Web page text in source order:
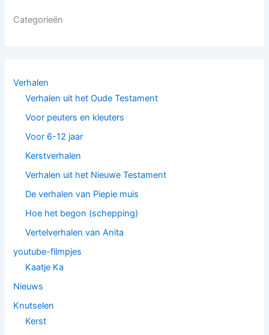
Categorieën
Verhalen
Verhalen uit het Oude Testament
Voor peuters en kleuters
Voor 6-12 jaar
Kerstverhalen
Verhalen uit het Nieuwe Testament
De verhalen van Piepie muis
Hoe het begon (schepping)
Vertelverhalen van Anita
youtube-filmpjes
Kaatje Ka
Nieuws
Knutselen
Kerst